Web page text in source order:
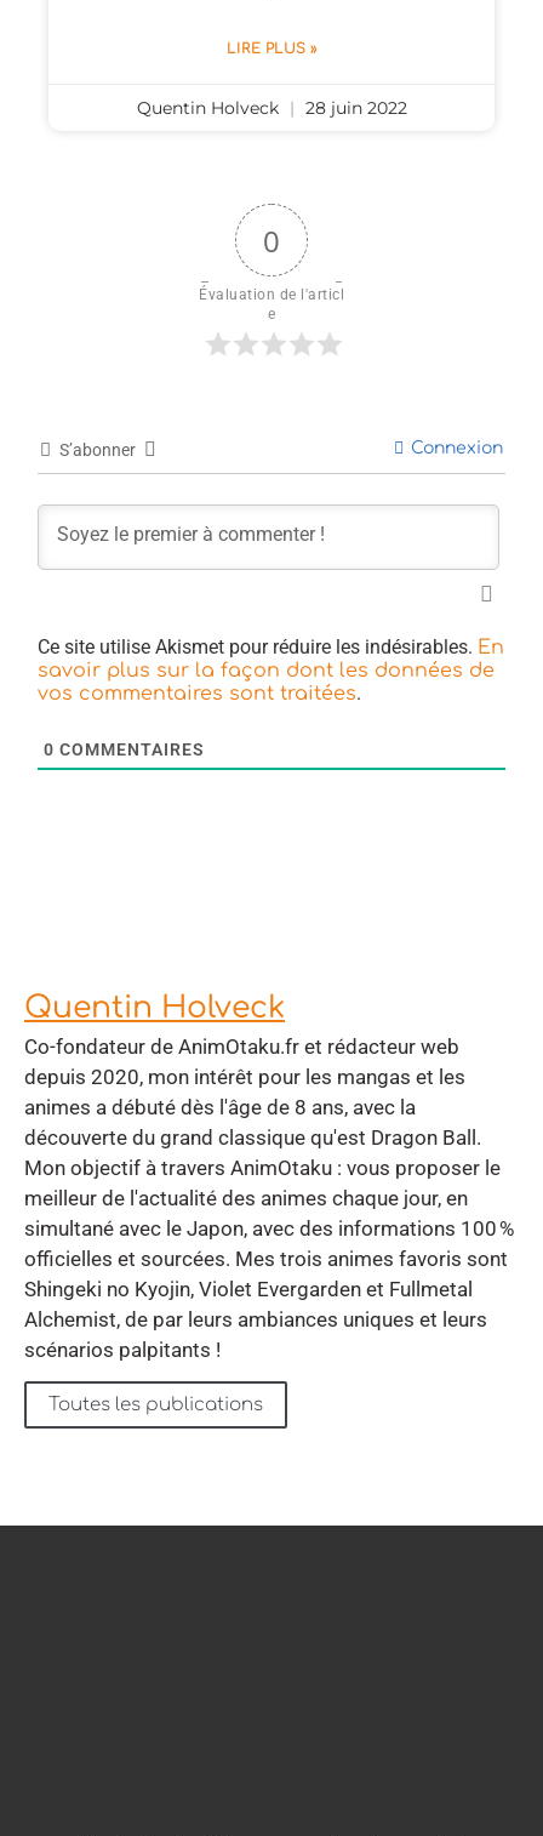
LIRE PLUS »
Quentin Holveck 28 juin 2022
0
Évaluation de l'articl
e
S’abonner Connexion
Ce site utilise Akismet pour réduire les indésirables. En
savoir plus sur la façon dont les données de
vos commentaires sont traitées.
0 COMMENTAIRES
Quentin Holveck
Co-fondateur de AnimOtaku.fr et rédacteur web
depuis 2020, mon intérêt pour les mangas et les
animes a débuté dès l'âge de 8 ans, avec la
découverte du grand classique qu'est Dragon Ball.
Mon objectif à travers AnimOtaku : vous proposer le
meilleur de l'actualité des animes chaque jour, en
simultané avec le Japon, avec des informations 100 %
officielles et sourcées. Mes trois animes favoris sont
Shingeki no Kyojin, Violet Evergarden et Fullmetal
Alchemist, de par leurs ambiances uniques et leurs
scénarios palpitants !
Toutes les publications